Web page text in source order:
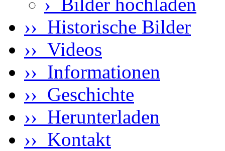
› Bilder hochladen
›› Historische Bilder
›› Videos
›› Informationen
›› Geschichte
›› Herunterladen
›› Kontakt